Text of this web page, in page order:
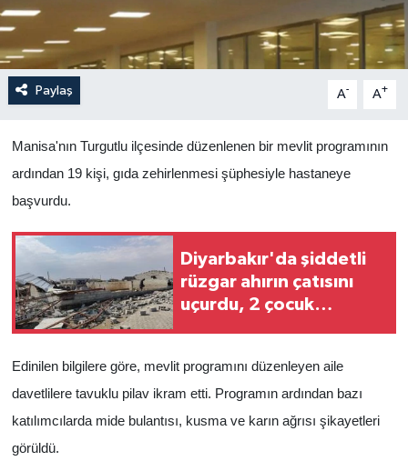
Paylaş A- A+
Manisa'nın Turgutlu ilçesinde düzenlenen bir mevlit programının
ardından 19 kişi, gıda zehirlenmesi şüphesiyle hastaneye
başvurdu.
Diyarbakır'da şiddetli
rüzgar ahırın çatısını
uçurdu, 2 çocuk
Edinilen bilgilere göre, mevlit programını düzenleyen aile
davetlilere tavuklu pilav ikram etti. Programın ardından bazı
katılımcılarda mide bulantısı, kusma ve karın ağrısı şikayetleri
görüldü.